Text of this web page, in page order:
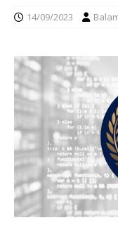
14/09/2023